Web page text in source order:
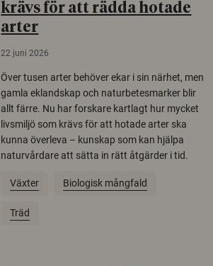
krävs för att rädda hotade
arter
22 juni 2026
Över tusen arter behöver ekar i sin närhet, men
gamla eklandskap och naturbetesmarker blir
allt färre. Nu har forskare kartlagt hur mycket
livsmiljö som krävs för att hotade arter ska
kunna överleva – kunskap som kan hjälpa
naturvårdare att sätta in rätt åtgärder i tid.
Växter Biologisk mångfald
Träd